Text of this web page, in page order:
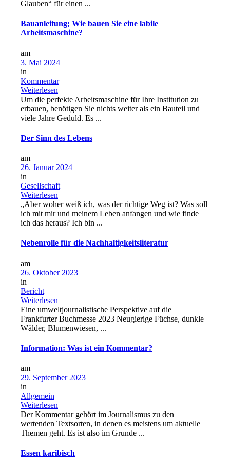
Glauben“ für einen ...
Bauanleitung; Wie bauen Sie eine labile
Arbeitsmaschine?
am
3. Mai 2024
in
Kommentar
Weiterlesen
Um die perfekte Arbeitsmaschine für Ihre Institution zu
erbauen, benötigen Sie nichts weiter als ein Bauteil und
viele Jahre Geduld. Es ...
Der Sinn des Lebens
am
26. Januar 2024
in
Gesellschaft
Weiterlesen
„Aber woher weiß ich, was der richtige Weg ist? Was soll
ich mit mir und meinem Leben anfangen und wie finde
ich das heraus? Ich bin ...
Nebenrolle für die Nachhaltigkeitsliteratur
am
26. Oktober 2023
in
Bericht
Weiterlesen
Eine umweltjournalistische Perspektive auf die
Frankfurter Buchmesse 2023 Neugierige Füchse, dunkle
Wälder, Blumenwiesen, ...
Information: Was ist ein Kommentar?
am
29. September 2023
in
Allgemein
Weiterlesen
Der Kommentar gehört im Journalismus zu den
wertenden Textsorten, in denen es meistens um aktuelle
Themen geht. Es ist also im Grunde ...
Essen karibisch